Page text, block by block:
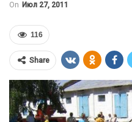
On Июл 27, 2011
116
Share